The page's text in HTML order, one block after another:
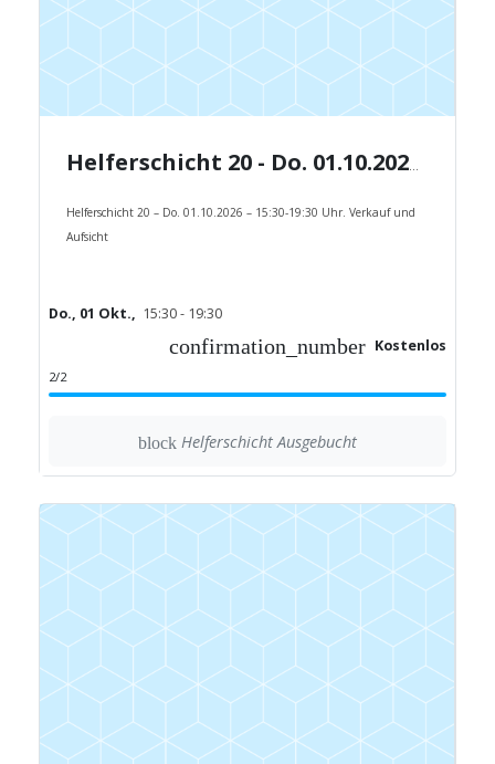
Helferschicht 20 - Do. 01.10.2026 - 15:30-19:30 Uhr.
Helferschicht 20 – Do. 01.10.2026 – 15:30-19:30 Uhr. Verkauf und
Aufsicht
Do., 01 Okt., 15:30 - 19:30
confirmation_number Kostenlos
2/2
block Helferschicht Ausgebucht